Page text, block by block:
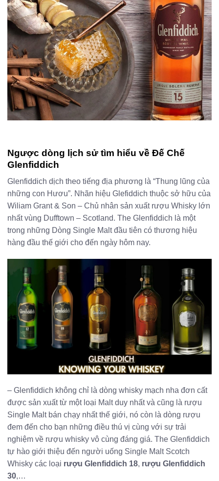
Ngược dòng lịch sử tìm hiểu về Đế Chế
Glenfiddich
Glenfiddich dịch theo tiếng địa phương là “Thung lũng của
những con Hươu”. Nhãn hiệu Glefiddich thuộc sở hữu của
Wiliam Grant & Son – Chủ nhân sản xuất rượu Whisky lớn
nhất vùng Dufftown – Scotland. The Glenfiddich là một
trong những Dòng Single Malt đầu tiên có thương hiệu
hàng đầu thế giới cho đến ngày hôm nay.
– Glenfiddich không chỉ là dòng whisky mạch nha đơn cất
được sản xuất từ một loại Malt duy nhất và cũng là rượu
Single Malt bán chạy nhất thế giới, nó còn là dòng rượu
đem đến cho bạn những điều thú vị cùng với sự trải
nghiệm về rượu whisky vô cùng đáng giá. The Glenfiddich
tự hào giới thiệu đến người uống Single Malt Scotch
Whisky các loại rượu Glenfiddich 18, rượu Glenfiddich
30,…